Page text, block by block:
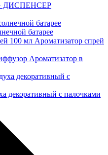
ДИСПЕНСЕР
батарее
Ароматизатор спрей
Ароматизатор в
декоративный с палочками